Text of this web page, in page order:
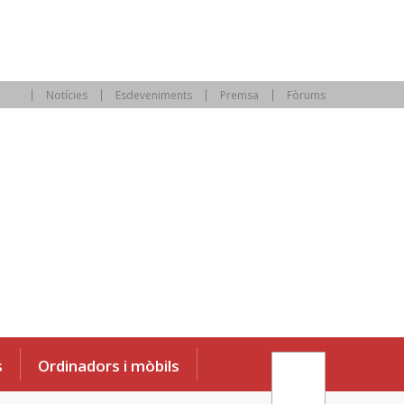
Notícies Esdeveniments Premsa Fòrums
Ordinadors i mòbils